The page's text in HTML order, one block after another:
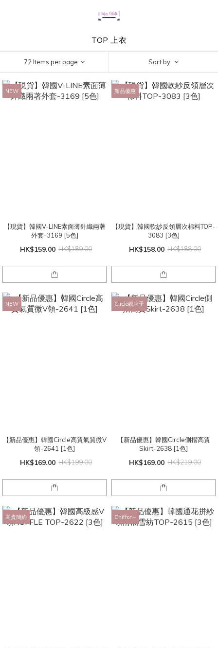
TOP 上衣
72 Items per page Sort by
NEW
【現貨】韓國V-LINE素面薄針織兩著
外套-3169 [5色]
HK$159.00 HK$189.00
新品優惠
【現貨】韓國軟紗反領層次棉料TOP-
3083 [3色]
HK$158.00 HK$188.00
NEW
【新品優惠】韓國Circle高質氣質微V
領-2641 [1色]
HK$169.00 HK$199.00
Circle靚牌子
【新品優惠】韓國Circle側摺高質
Skirt-2638 [1色]
HK$169.00 HK$219.00
高貴簡約 Chiffon~